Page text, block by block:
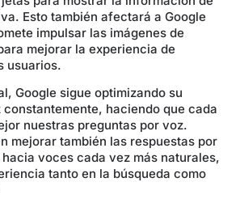
Esto también afectará a Google
impulsar las imágenes de
mejorar la experiencia de
usuarios.
Google sigue optimizando su
haciendo que cada
nuestras preguntas por voz.
mejorar también las respuestas por
voces cada vez más naturales,
tanto en la búsqueda como